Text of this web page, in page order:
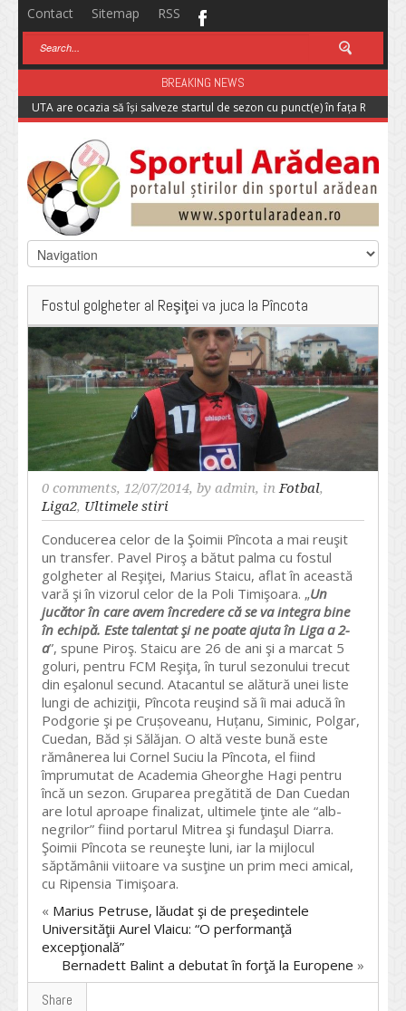
Contact Sitemap RSS
BREAKING NEWS
UTA are ocazia să își salveze startul de sezon cu punct(e) în fața
Fostul golgheter al Reşiţei va juca la Pîncota
0 comments, 12/07/2014, by admin, inFotbal,
Liga2, Ultimele stiri
Conducerea celor de la Şoimii Pîncota a mai reuşit
un transfer. Pavel Piroş a bătut palma cu fostul
golgheter al Reşiţei, Marius Staicu, aflat în această
vară şi în vizorul celor de la Poli Timişoara. „Un
jucător în care avem încredere că se va integra bine
în echipă. Este talentat şi ne poate ajuta în Liga a 2-
a”, spune Piroş. Staicu are 26 de ani şi a marcat 5
goluri, pentru FCM Reşiţa, în turul sezonului trecut
din eşalonul secund. Atacantul se alătură unei liste
lungi de achiziţii, Pîncota reuşind să îi mai aducă în
Podgorie şi pe Crușoveanu, Huțanu, Siminic, Polgar,
Cuedan, Băd și Sălăjan. O altă veste bună este
rămânerea lui Cornel Suciu la Pîncota, el fiind
împrumutat de Academia Gheorghe Hagi pentru
încă un sezon. Gruparea pregătită de Dan Cuedan
are lotul aproape finalizat, ultimele ţinte ale “alb-
negrilor” fiind portarul Mitrea şi fundaşul Diarra.
Şoimii Pîncota se reuneşte luni, iar la mijlocul
săptămânii viitoare va susţine un prim meci amical,
cu Ripensia Timişoara.
« Marius Petruse, lăudat şi de preşedintele
Universităţii Aurel Vlaicu: “O performanţă
excepţională”
Bernadett Balint a debutat în forţă la Europene »
Share